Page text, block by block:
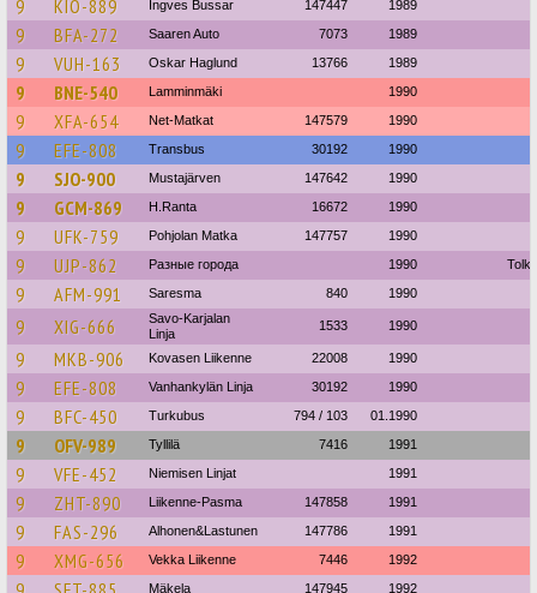
9 KIO-889 Ingves Bussar 147447 1989
9 BFA-272 Saaren Auto 7073 1989
9 VUH-163 Oskar Haglund 13766 1989
9 BNE-540 Lamminmäki 1990
9 XFA-654 Net-Matkat 147579 1990
9 EFE-808 Transbus 30192 1990
9 SJO-900 Mustajärven 147642 1990
9 GCM-869 H.Ranta 16672 1990
9 UFK-759 Pohjolan Matka 147757 1990
9 UJP-862 Разные города 1990
9 AFM-991 Saresma 840 1990
9 XIG-666
Savo-Karjalan
Linja
1533 1990
9 MKB-906 Kovasen Liikenne 22008 1990
9 EFE-808 Vanhankylän Linja 30192 1990
9 BFC-450 Turkubus 794 / 103 01.1990
9 OFV-989 Tyllilä 7416 1991
9 VFE-452 Niemisen Linjat 1991
9 ZHT-890 Liikenne-Pasma 147858 1991
9 FAS-296 Alhonen&Lastunen 147786 1991
9 XMG-656 Vekka Liikenne 7446 1992
Mäkela 147945 1992